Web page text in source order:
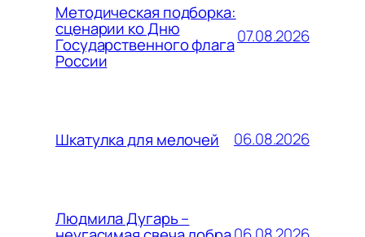
Методическая подборка:
сценарии ко Дню
Государственного флага
России
07.08.2026
Шкатулка для мелочей 06.08.2026
Людмила Дугарь –